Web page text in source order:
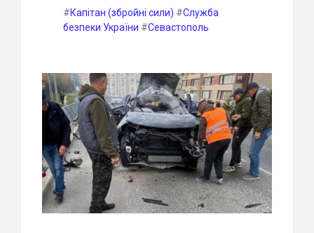
#Капітан (збройні сили) #Служба
безпеки України #Севастополь